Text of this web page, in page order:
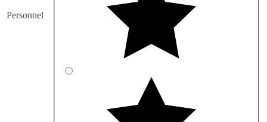
Personnel